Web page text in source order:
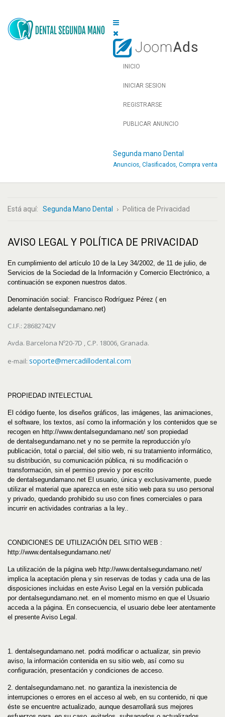
INICIO
INICIAR SESION
REGISTRARSE
PUBLICAR ANUNCIO
Segunda mano Dental
Anuncios, Clasificados, Compra venta
Está aquí: Segunda Mano Dental Politica de Privacidad
AVISO LEGAL Y POLÍTICA DE PRIVACIDAD
En cumplimiento del artículo 10 de la Ley 34/2002, de 11 de julio, de
Servicios de la Sociedad de la Información y Comercio Electrónico, a
continuación se exponen nuestros datos.
Denominación social: Francisco Rodríguez Pérez ( en
adelante dentalsegundamano.net)
C.I.F.: 28682742V
Avda. Barcelona Nº20-7D , C.P. 18006, Granada.
e-mail: soporte@mercadillodental.com
PROPIEDAD INTELECTUAL
El código fuente, los diseños gráficos, las imágenes, las animaciones,
el software, los textos, así como la información y los contenidos que se
recogen en http://www.dentalsegundamano.net/ son propiedad
de dentalsegundamano.net y no se permite la reproducción y/o
publicación, total o parcial, del sitio web, ni su tratamiento informático,
su distribución, su comunicación pública, ni su modificación o
transformación, sin el permiso previo y por escrito
de dentalsegundamano.net El usuario, única y exclusivamente, puede
utilizar el material que aparezca en este sitio web para su uso personal
y privado, quedando prohibido su uso con fines comerciales o para
incurrir en actividades contrarias a la ley..
CONDICIONES DE UTILIZACIÓN DEL SITIO WEB :
http://www.dentalsegundamano.net/
La utilización de la página web http://www.dentalsegundamano.net/
implica la aceptación plena y sin reservas de todas y cada una de las
disposiciones incluidas en este Aviso Legal en la versión publicada
por dentalsegundamano.net. en el momento mismo en que el Usuario
acceda a la página. En consecuencia, el usuario debe leer atentamente
el presente Aviso Legal.
1. dentalsegundamano.net. podrá modificar o actualizar, sin previo
aviso, la información contenida en su sitio web, así como su
configuración, presentación y condiciones de acceso.
2. dentalsegundamano.net. no garantiza la inexistencia de
interrupciones o errores en el acceso al web, en su contenido, ni que
éste se encuentre actualizado, aunque desarrollará sus mejores